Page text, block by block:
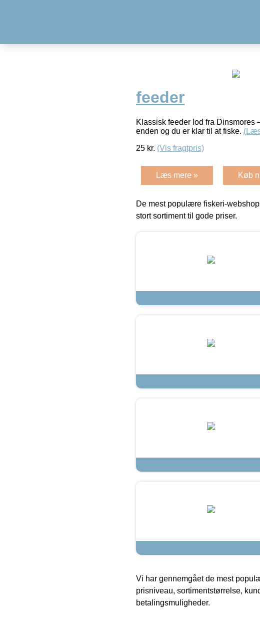
feeder
Klassisk feeder lod fra Dinsmores
enden og du er klar til at fiske.
25 kr. (Vis fragtpris)
Læs mere » Køb
De mest populære fiskeri-
stort sortiment til gode priser.
Vi har gennemgået de mest
prisniveau, sortimentstørrelse,
betalingsmuligheder.